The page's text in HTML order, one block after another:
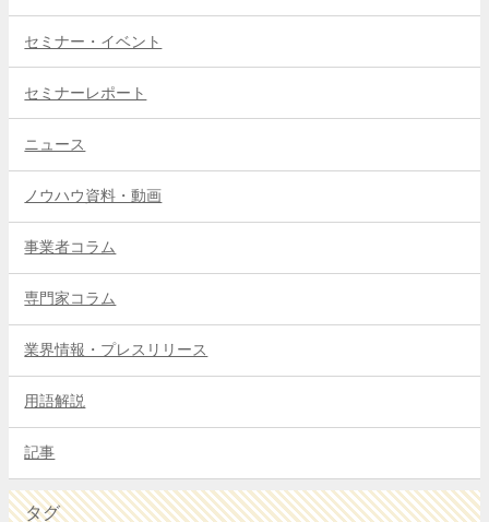
セミナー・イベント
セミナーレポート
ニュース
ノウハウ資料・動画
事業者コラム
専門家コラム
業界情報・プレスリリース
用語解説
記事
タグ